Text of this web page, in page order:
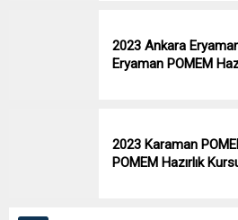
2023 Ankara
Eryaman POMEM
2023 Karaman
POMEM Hazırlık